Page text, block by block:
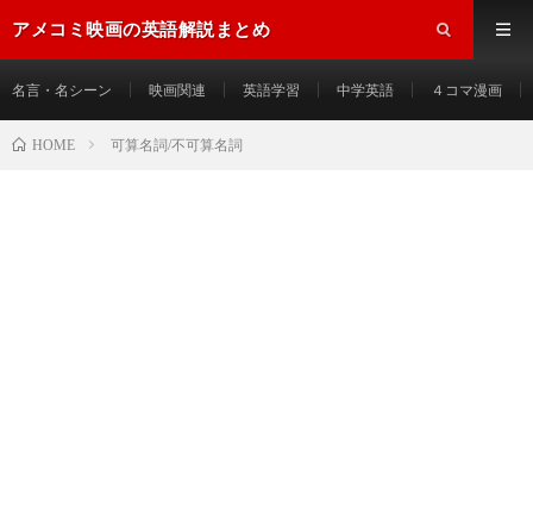
アメコミ映画の英語解説まとめ
名言・名シーン 映画関連 英語学習 中学英語 ４コマ漫画
HOME 可算名詞/不可算名詞